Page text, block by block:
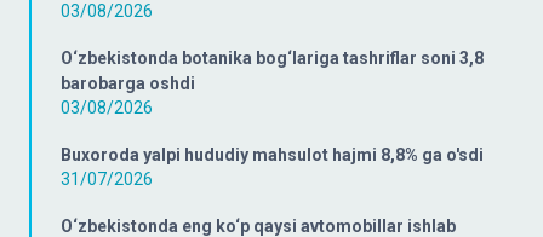
03/08/2026
O‘zbekistonda botanika bog‘lariga tashriflar soni 3,8
barobarga oshdi
03/08/2026
Buxoroda yalpi hududiy mahsulot hajmi 8,8% ga o'sdi
31/07/2026
O‘zbekistonda eng ko‘p qaysi avtomobillar ishlab